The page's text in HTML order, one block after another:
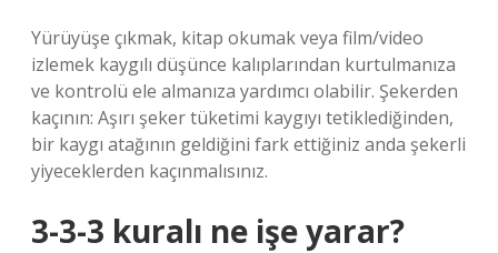
Yürüyüşe çıkmak, kitap okumak veya film/video
izlemek kaygılı düşünce kalıplarından kurtulmanıza
ve kontrolü ele almanıza yardımcı olabilir. Şekerden
kaçının: Aşırı şeker tüketimi kaygıyı tetiklediğinden,
bir kaygı atağının geldiğini fark ettiğiniz anda şekerli
yiyeceklerden kaçınmalısınız.
3-3-3 kuralı ne işe yarar?